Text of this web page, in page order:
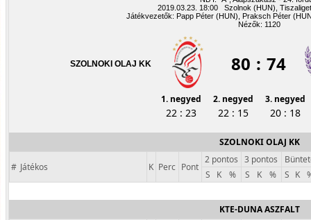
2019.03.23. 18:00 Szolnok (HUN),
Játékvezetők: Papp Péter (HUN), Praksch Péter
Nézők: 1120
SZOLNOKI OLAJ KK 80 : 74
1. negyed 2. negyed 3. negyed
22 : 23 22 : 15 20 : 18
SZOLNOKI OLAJ KK
# Játékos K Perc Pont
2 pontos 3 pontos
S
K % S K % S K
KTE-DUNA ASZFALT